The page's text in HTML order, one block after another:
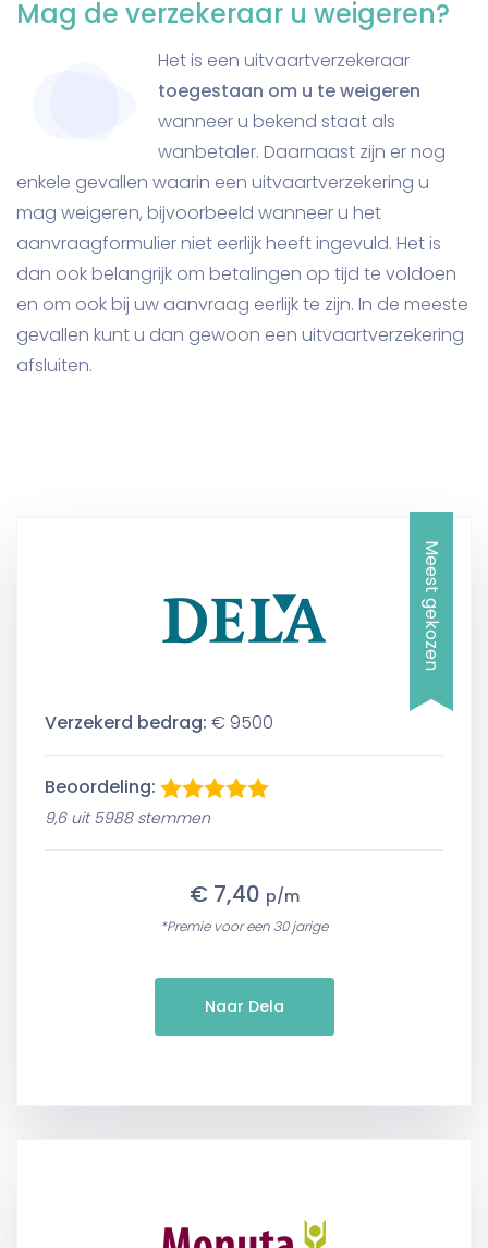
Mag de verzekeraar u weigeren?
Het is een uitvaartverzekeraar
toegestaan om u te weigeren
wanneer u bekend staat als
wanbetaler. Daarnaast zijn er nog
enkele gevallen waarin een uitvaartverzekering u
mag weigeren, bijvoorbeeld wanneer u het
aanvraagformulier niet eerlijk heeft ingevuld. Het is
dan ook belangrijk om betalingen op tijd te voldoen
en om ook bij uw aanvraag eerlijk te zijn. In de meeste
gevallen kunt u dan gewoon een uitvaartverzekering
afsluiten.
Meest gekozen
Verzekerd bedrag: € 9500
Beoordeling:
9,6 uit 5988 stemmen
€ 7,40 p/m
*Premie voor een 30 jarige
Naar Dela